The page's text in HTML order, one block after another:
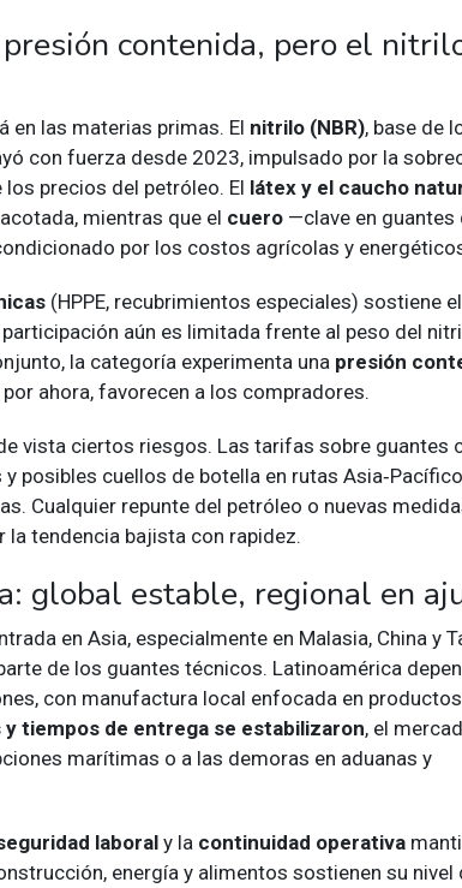
contenida, pero el
en las materias primas. El nitrilo (NBR), base de
con fuerza desde 2023, impulsado por la
precios del petróleo. El látex y el caucho
mientras que el cuero —clave en guantes
por los costos agrícolas y
(HPPE, recubrimientos especiales) sostiene
aún es limitada frente al peso del
la categoría experimenta una presión
ahora, favorecen a los compradores.
vista ciertos riesgos. Las tarifas sobre guantes
posibles cuellos de botella en rutas
Cualquier repunte del petróleo o nuevas
la tendencia bajista con rapidez.
global estable, regional en
en Asia, especialmente en Malasia, China y
de los guantes técnicos. Latinoamérica
con manufactura local enfocada en
tiempos de entrega se estabilizaron, el
marítimas o a las demoras en aduanas y
laboral y la continuidad operativa
energía y alimentos sostienen su nivel